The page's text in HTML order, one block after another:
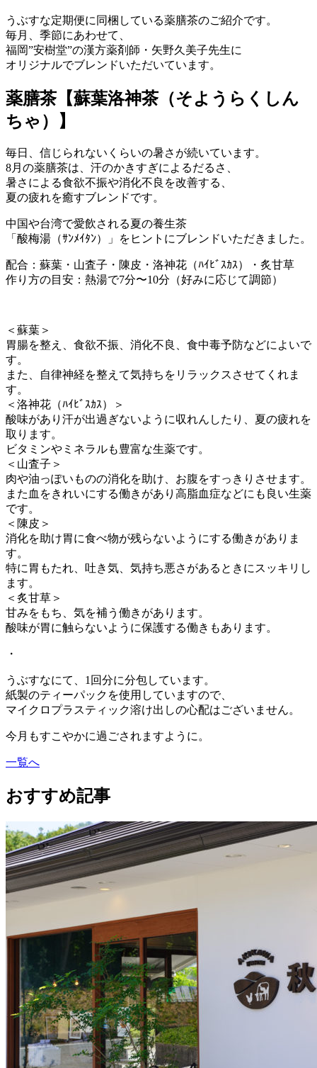
うぶすな定期便に同梱している薬膳茶のご紹介です。
毎月、季節にあわせて、
福岡”安樹堂”の漢方薬剤師・矢野久美子先生に
オリジナルでブレンドいただいています。
薬膳茶【蘇葉洛神茶（そようらくしん
ちゃ）】
毎日、信じられないくらいの暑さが続いています。
8月の薬膳茶は、汗のかきすぎによるだるさ、
暑さによる食欲不振や消化不良を改善する、
夏の疲れを癒すブレンドです。
中国や台湾で愛飲される夏の養生茶
「酸梅湯（ｻﾝﾒｲﾀﾝ）」をヒントにブレンドいただきました。
配合：蘇葉・山査子・陳皮・洛神花（ﾊｲﾋﾞｽｶｽ）・炙甘草
作り方の目安：熱湯で7分〜10分（好みに応じて調節）
＜蘇葉＞
胃腸を整え、食欲不振、消化不良、食中毒予防などによいで
す。
また、自律神経を整えて気持ちをリラックスさせてくれま
す。
＜洛神花（ﾊｲﾋﾞｽｶｽ）＞
酸味があり汗が出過ぎないように収れんしたり、夏の疲れを
取ります。
ビタミンやミネラルも豊富な生薬です。
＜山査子＞
肉や油っぽいものの消化を助け、お腹をすっきりさせます。
また血をきれいにする働きがあり高脂血症などにも良い生薬
です。
＜陳皮＞
消化を助け胃に食べ物が残らないようにする働きがありま
す。
特に胃もたれ、吐き気、気持ち悪さがあるときにスッキリし
ます。
＜炙甘草＞
甘みをもち、気を補う働きがあります。
酸味が胃に触らないように保護する働きもあります。
・
うぶすなにて、1回分に分包しています。
紙製のティーパックを使用していますので、
マイクロプラスティック溶け出しの心配はございません。
今月もすこやかに過ごされますように。
一覧へ
おすすめ記事